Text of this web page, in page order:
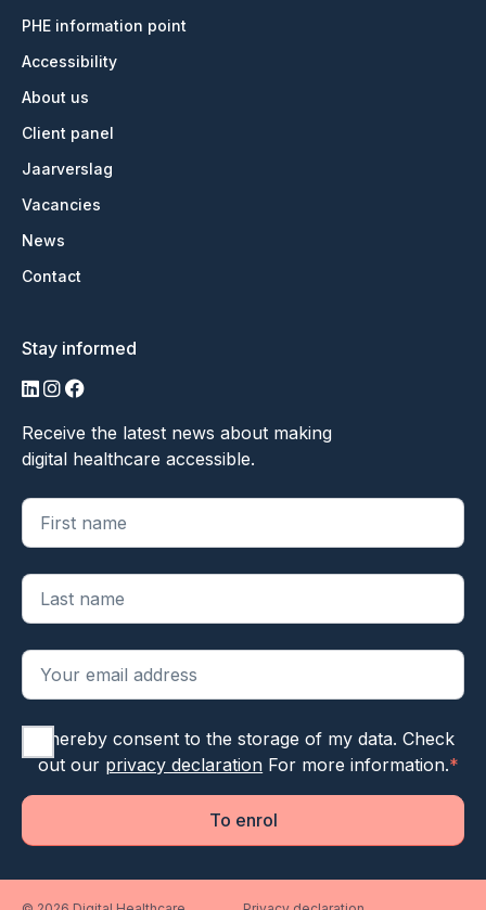
PHE information point
Accessibility
About us
Client panel
Jaarverslag
Vacancies
News
Contact
Stay informed
LinkedIn
Instagram
Facebook
Receive the latest news about making
digital healthcare accessible.
"*" geeft vereiste velden aan
I hereby consent to the storage of my data. Check
out our privacy declaration For more information.*
To enrol